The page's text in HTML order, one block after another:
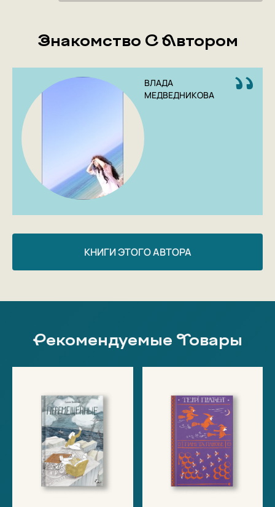
Publishing House: Popcorn books
Number of pages: 336
Cover type: Paperback
Age group: 18+
Знакомство С Автором
ВЛАДА
МЕДВЕДНИКОВА
КНИГИ ЭТОГО АВТОРА
Рекомендуемые Товары